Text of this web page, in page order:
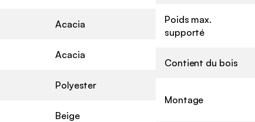
Acacia
Acacia
Polyester
Beige
Poids max.
supporté
Contient du bois
Montage